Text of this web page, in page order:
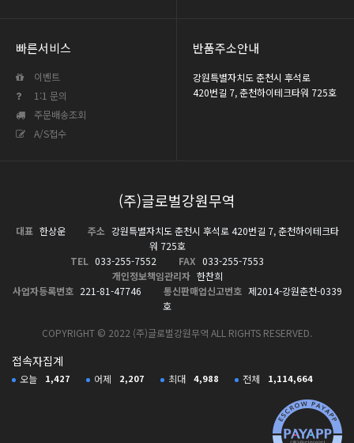
빠른서비스
이벤트
1:1 문의
주문배송조회
A/S접수
반품주소안내
강원특별자치도 춘천시 후석로
420번길 7, 춘천하이테크타워 725호
(주)글로벌강원무역
대표 한상운 주소 강원특별자치도 춘천시 후석로 420번길 7, 춘천하이테크타
워 725호
TEL 033-255-7552 FAX 033-255-7553
개인정보책임관리자 한찬희
사업자등록번호 221-81-47746 통신판매업신고번호 제2014-강원춘천-0339
호
COPYRIGHT © 2022 (주)글로벌강원무역 ALL RIGHTS RESERVED.
접속자집계
오늘 1,427 어제 2,207 최대 4,988 전체 1,114,664